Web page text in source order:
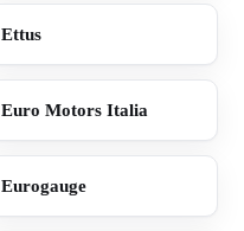
Ettus
Euro Motors Italia
Eurogauge